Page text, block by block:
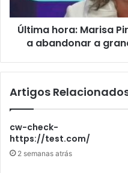
Última hora: Marisa
a abandonar a
Artigos
cw-check-
https://test.com/
2 semanas atrás